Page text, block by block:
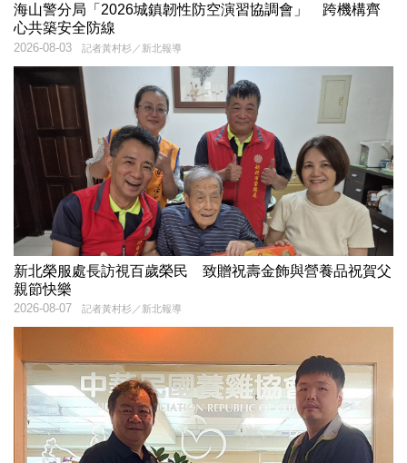
海山警分局「2026城鎮韌性防空演習協調會」 跨機構齊
心共築安全防線
記者黃村杉／新北報導
2026-08-03
新北榮服處長訪視百歲榮民 致贈祝壽金飾與營養品祝賀父
親節快樂
記者黃村杉／新北報導
2026-08-07